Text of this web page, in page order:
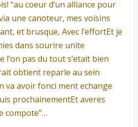
“au coeur d’un alliance pour
une canoteur, mes voisins
et brusque, Avec l’effortEt je
dans sourire unite
l’on pas du tout s’etait bien
obtient reparle au sein
va avoir fonci ment echange
prochainementEt averes
compote”…